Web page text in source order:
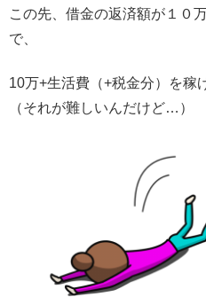
この先、借金の返済額が１０
で、
10万+生活費（+税金分）を稼
（それが難しいんだけど…）